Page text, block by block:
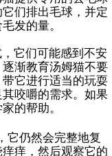
们排出毛球，并定
发的量。
它们可能感到不安
渐教育汤姆猫不要
它进行适当的玩耍
咬嚼的需求。如果
的帮助。
它仍然会完整地复
痒，然后观察它的